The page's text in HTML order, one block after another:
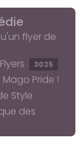
flyer de
3025
Pride !
Style
des